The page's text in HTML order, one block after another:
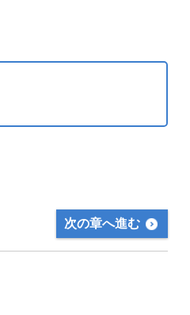
次の章へ進む